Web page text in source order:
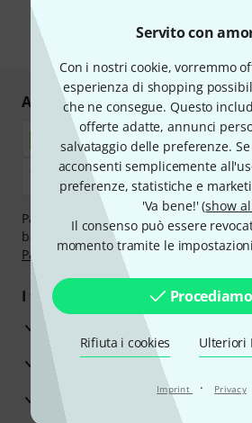
Servito con
Con i nostri cookie, vorremmo
esperienza di shopping
che ne consegue. Questo
offerte adatte, annunci
salvataggio delle preferenze.
acconsenti semplicemente
preferenze, statistiche e
'Va bene!' (show
Il consenso può essere
momento tramite le
Rifiuta i cookies Ulteriori
Imprint · Privacy
* Richiesto
Acquisti e pagamenti sicuri
Paga in tutta sicurezza con Contanti
bancario, PayPal, Amazon Pay, Klarna
Paga in 3 rateoppure Carta di credito.
I tuoi vantaggi
3 anni di garanzia Thomann
30 giorni di garanzia soddisfatti
Servizio Riparazioni